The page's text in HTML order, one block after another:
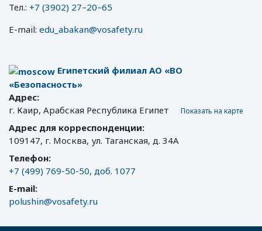
Тел.: +7 (3902) 27–20–65
E-mail: edu_abakan@vosafety.ru
Египетский филиал АО «ВО
«Безопасность»
Адрес:
г. Каир, Арабская Республика Египет
Показать на карте
Адрес для корреспонденции:
109147, г. Москва, ул. Таганская, д. 34А
Телефон:
+7 (499) 769-50-50, доб. 1077
E-mail:
polushin@vosafety.ru